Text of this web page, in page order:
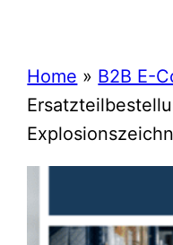
Home » B2B E-